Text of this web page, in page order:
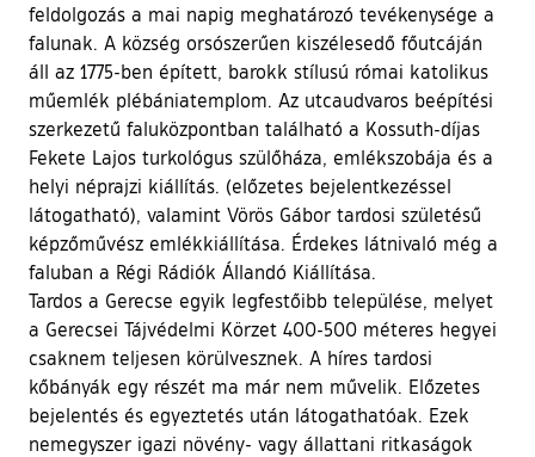
feldolgozás a mai napig meghatározó tevékenysége a
falunak. A község orsószerűen kiszélesedő főutcáján
áll az 1775-ben épített, barokk stílusú római katolikus
műemlék plébániatemplom. Az utcaudvaros beépítési
szerkezetű faluközpontban található a Kossuth-díjas
Fekete Lajos turkológus szülőháza, emlékszobája és a
helyi néprajzi kiállítás. (előzetes bejelentkezéssel
látogatható), valamint Vörös Gábor tardosi születésű
képzőművész emlékkiállítása. Érdekes látnivaló még a
faluban a Régi Rádiók Állandó Kiállítása.
Tardos a Gerecse egyik legfestőibb települése, melyet
a Gerecsei Tájvédelmi Körzet 400-500 méteres hegyei
csaknem teljesen körülvesznek. A híres tardosi
kőbányák egy részét ma már nem művelik. Előzetes
bejelentés és egyeztetés után látogathatóak. Ezek
nemegyszer igazi növény- vagy állattani ritkaságok